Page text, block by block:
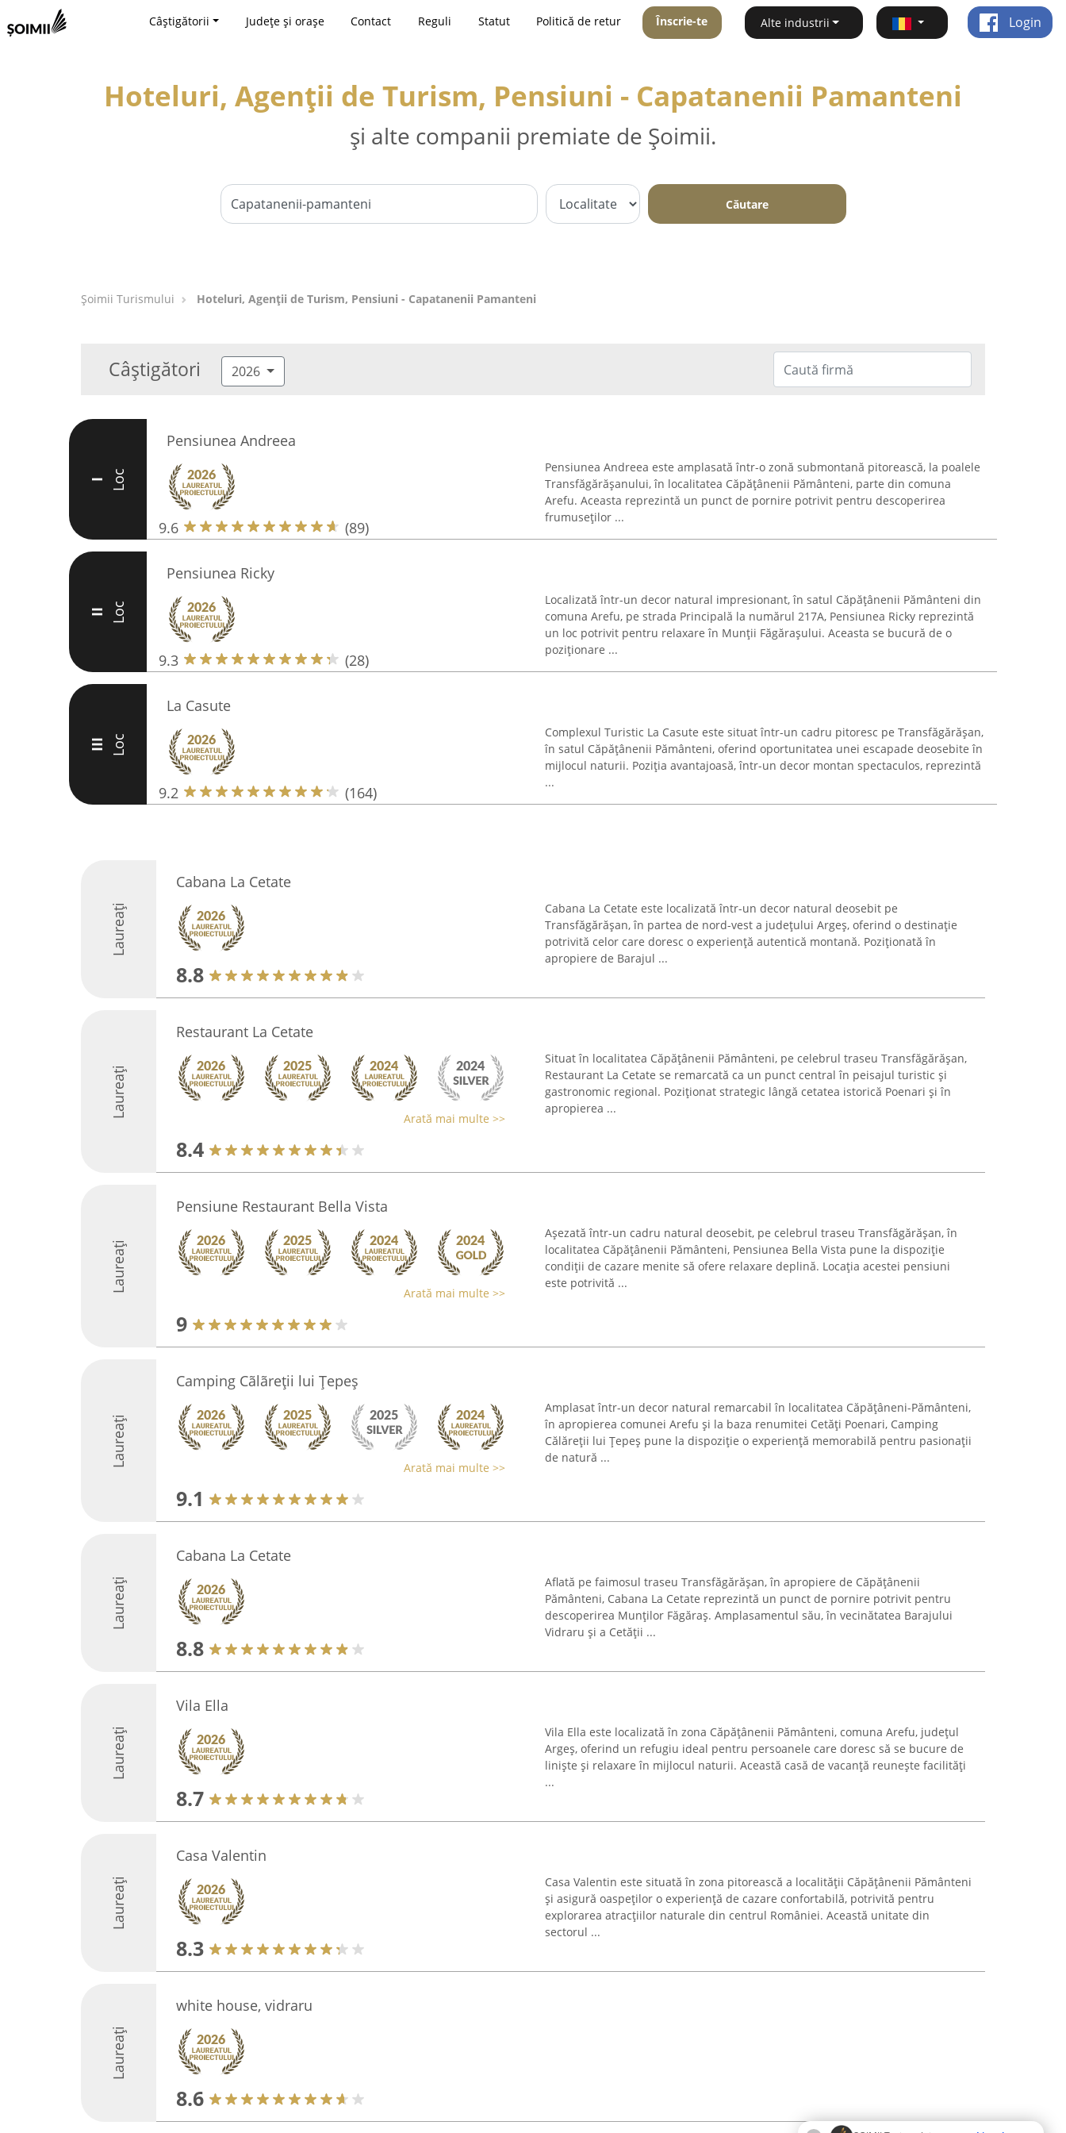
Câștigătorii Județe și orașe Contact Reguli Statut Politică de retur Înscrie-te Alte industrii Login
Hoteluri, Agenții de Turism, Pensiuni - Capatanenii Pamanteni
și alte companii premiate de Șoimii.
Căutare
Șoimii Turismului Hoteluri, Agenții de Turism, Pensiuni - Capatanenii Pamanteni
Câștigători 2026
I Loc
Pensiunea Andreea
9.6 (89)
Pensiunea Andreea este amplasată într-o zonă submontană pitorească, la poalele
Transfăgărășanului, în localitatea Căpățânenii Pământeni, parte din comuna
Arefu. Aceasta reprezintă un punct de pornire potrivit pentru descoperirea
frumuseților ...
II Loc
Pensiunea Ricky
9.3 (28)
Localizată într-un decor natural impresionant, în satul Căpăţânenii Pământeni din
comuna Arefu, pe strada Principală la numărul 217A, Pensiunea Ricky reprezintă
un loc potrivit pentru relaxare în Munții Făgărașului. Aceasta se bucură de o
poziționare ...
III Loc
La Casute
9.2 (164)
Complexul Turistic La Casute este situat într-un cadru pitoresc pe Transfăgărășan,
în satul Căpățânenii Pământeni, oferind oportunitatea unei escapade deosebite în
mijlocul naturii. Poziția avantajoasă, într-un decor montan spectaculos, reprezintă
...
Laureați
Cabana La Cetate
8.8
Cabana La Cetate este localizată într-un decor natural deosebit pe
Transfăgărășan, în partea de nord-vest a județului Argeș, oferind o destinație
potrivită celor care doresc o experiență autentică montană. Poziționată în
apropiere de Barajul ...
Laureați
Restaurant La Cetate
Arată mai multe >>
8.4
Situat în localitatea Căpățânenii Pământeni, pe celebrul traseu Transfăgărășan,
Restaurant La Cetate se remarcată ca un punct central în peisajul turistic și
gastronomic regional. Poziționat strategic lângă cetatea istorică Poenari și în
apropierea ...
Laureați
Pensiune Restaurant Bella Vista
Arată mai multe >>
9
Așezată într-un cadru natural deosebit, pe celebrul traseu Transfăgărășan, în
localitatea Căpățânenii Pământeni, Pensiunea Bella Vista pune la dispoziție
condiții de cazare menite să ofere relaxare deplină. Locația acestei pensiuni
este potrivită ...
Laureați
Camping Cãlãreţii lui Ţepeş
Arată mai multe >>
9.1
Amplasat într-un decor natural remarcabil în localitatea Căpățâneni-Pământeni,
în apropierea comunei Arefu și la baza renumitei Cetăți Poenari, Camping
Călăreții lui Țepeș pune la dispoziție o experiență memorabilă pentru pasionații
de natură ...
Laureați
Cabana La Cetate
8.8
Aflată pe faimosul traseu Transfăgărășan, în apropiere de Căpățânenii
Pământeni, Cabana La Cetate reprezintă un punct de pornire potrivit pentru
descoperirea Munților Făgăraș. Amplasamentul său, în vecinătatea Barajului
Vidraru și a Cetății ...
Laureați
Vila Ella
8.7
Vila Ella este localizată în zona Căpăţânenii Pământeni, comuna Arefu, județul
Argeș, oferind un refugiu ideal pentru persoanele care doresc să se bucure de
liniște și relaxare în mijlocul naturii. Această casă de vacanță reunește facilități
...
Laureați
Casa Valentin
8.3
Casa Valentin este situată în zona pitorească a localității Căpățânenii Pământeni
și asigură oaspeților o experiență de cazare confortabilă, potrivită pentru
explorarea atracțiilor naturale din centrul României. Această unitate din
sectorul ...
Laureați
white house, vidraru
8.6